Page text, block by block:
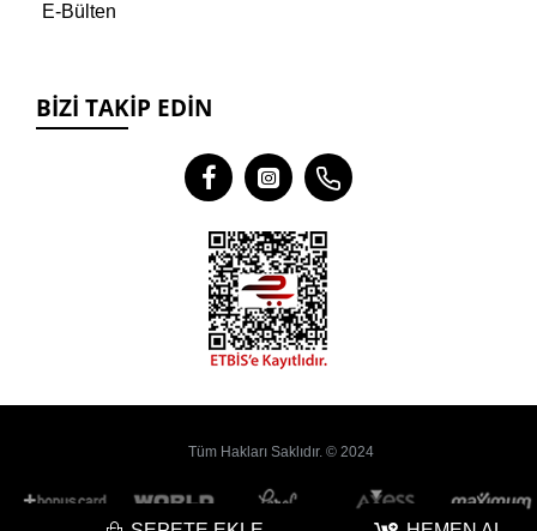
E-Bülten
BIZI TAKIP EDIN
Tüm Hakları Saklıdır. © 2024